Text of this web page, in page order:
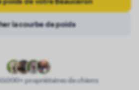
la courbe de poids
propriétaires de chiens